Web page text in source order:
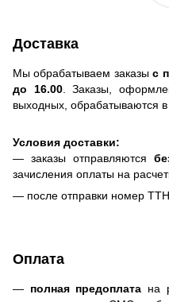
Доставка
Мы обрабатываем заказыс
до 16.00. Заказы,
выходных, обрабатываются
Условия доставки:
— заказы отправляются
зачисления оплаты на
— после отправки номер
Оплата
— полная предоплата на